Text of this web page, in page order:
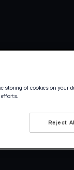
storing of cookies on your
Reject